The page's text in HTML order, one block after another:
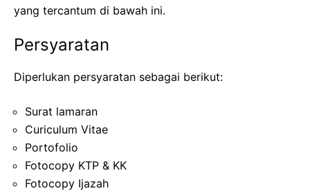
yang tercantum di bawah ini.
Persyaratan
Diperlukan persyaratan sebagai berikut:
Surat lamaran
Curiculum Vitae
Portofolio
Fotocopy KTP & KK
Fotocopy Ijazah